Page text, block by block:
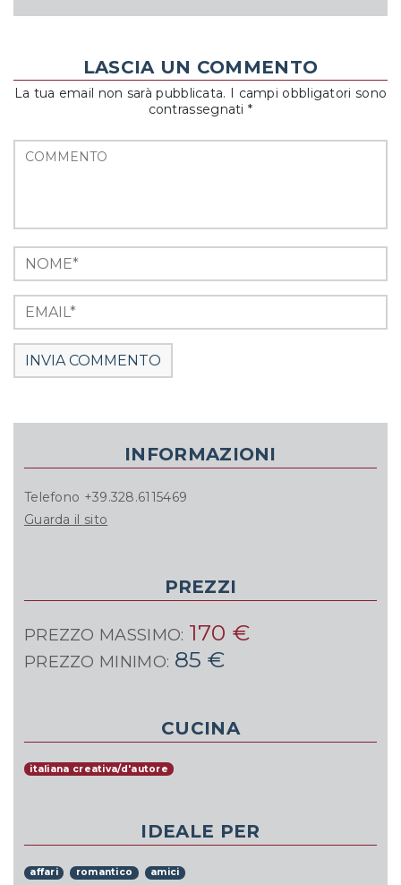
LASCIA UN COMMENTO
La tua email non sarà pubblicata. I campi obbligatori sono
contrassegnati *
INFORMAZIONI
Telefono +39.328.6115469
Guarda il sito
PREZZI
PREZZO MASSIMO: 170 €
PREZZO MINIMO: 85 €
CUCINA
italiana creativa/d'autore
IDEALE PER
affari romantico amici